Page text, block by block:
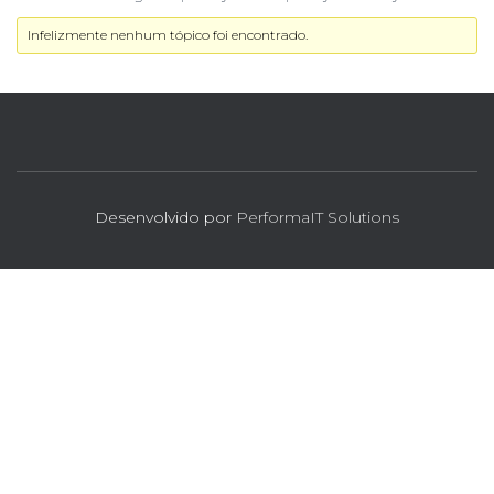
Infelizmente nenhum tópico foi encontrado.
Desenvolvido por PerformaIT Solutions